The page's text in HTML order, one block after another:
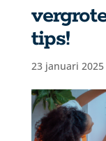
tips!
23 januari 2025
CURA